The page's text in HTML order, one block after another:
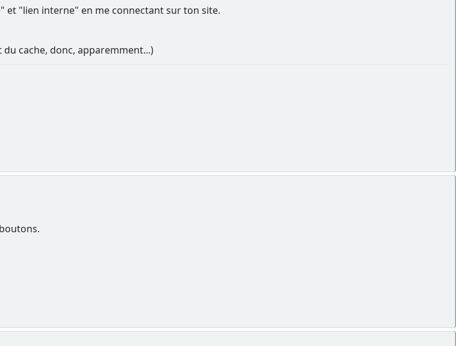
et "lien interne" en me connectant sur ton site.
cache, donc, apparemment...)